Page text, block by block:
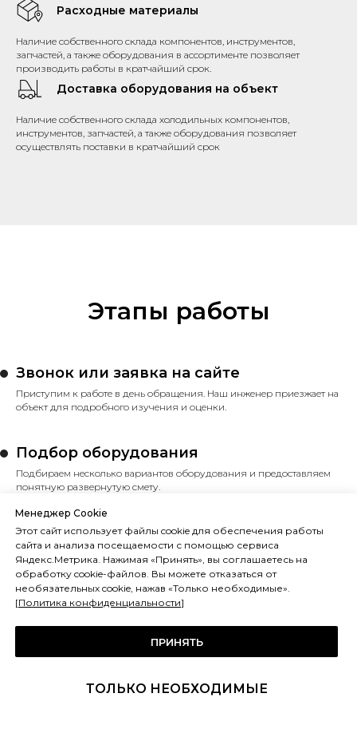
Расходные материалы
Наличие собственного склада компонентов, инструментов,
запчастей, а также оборудования в ассортименте позволяет
производить работы в кратчайший срок.
Доставка оборудования на объект
Наличие собственного склада холодильных компонентов,
инструментов, запчастей, а также оборудования позволяет
осуществлять поставки в кратчайший срок
Этапы работы
Звонок или заявка на сайте
Приступим к работе в день обращения. Наш инженер приезжает на
объект для подробного изучения и оценки.
Подбор оборудования
Подбираем несколько вариантов оборудования и предоставляем
понятную развернутую смету.
Заключение договора
Согласовываем и заключаем договор, прописываем сроки
и ответственность.
Поставка и монтаж
Выполнение пуско-наладочных работ. Сдача объекта и подписание
Менеджер Cookie
Этот сайт использует файлы cookie для обеспечения работы
сайта и анализа посещаемости с помощью сервиса
Яндекс.Метрика. Нажимая «Принять», вы соглашаетесь на
обработку cookie-файлов. Вы можете отказаться от
необязательных cookie, нажав «Только необходимые».
[Политика конфиденциальности]
ПРИНЯТЬ
ТОЛЬКО НЕОБХОДИМЫЕ